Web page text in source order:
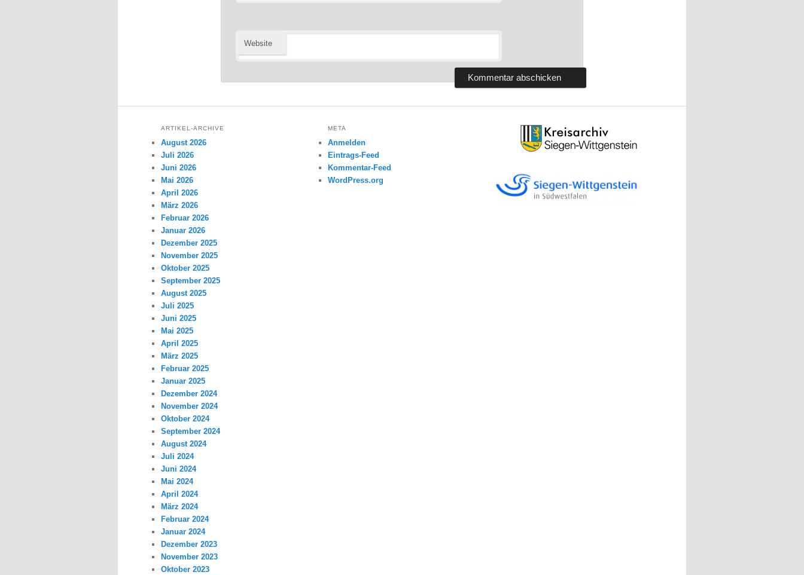
Website
ARTIKEL-ARCHIVE
August 2026
Juli 2026
Juni 2026
Mai 2026
April 2026
März 2026
Februar 2026
Januar 2026
Dezember 2025
November 2025
Oktober 2025
September 2025
August 2025
Juli 2025
Juni 2025
Mai 2025
April 2025
März 2025
Februar 2025
Januar 2025
Dezember 2024
November 2024
Oktober 2024
September 2024
August 2024
Juli 2024
Juni 2024
Mai 2024
April 2024
März 2024
Februar 2024
Januar 2024
Dezember 2023
November 2023
Oktober 2023
META
Anmelden
Eintrags-Feed
Kommentar-Feed
WordPress.org